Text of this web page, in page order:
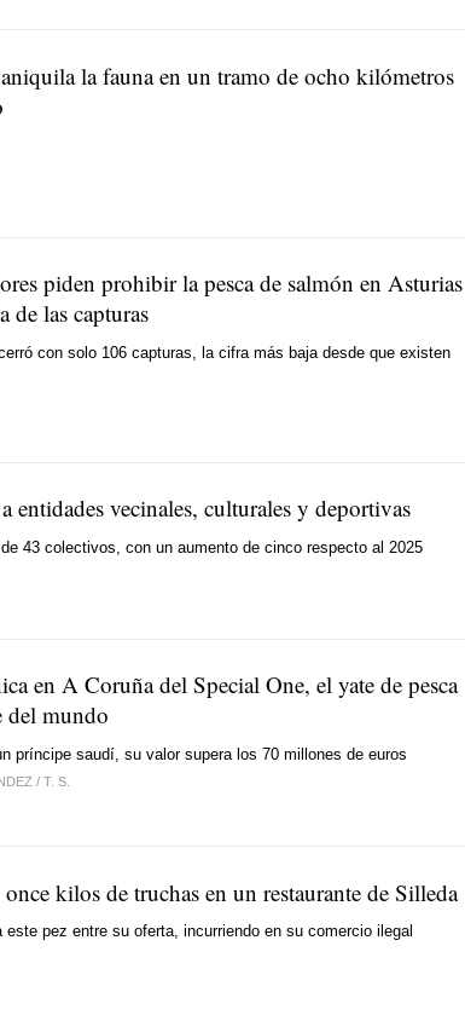
la fauna en un tramo de ocho kilómetros
piden prohibir la pesca de salmón en Asturias
de las capturas
con solo 106 capturas, la cifra más baja desde que existen
entidades vecinales, culturales y deportivas
43 colectivos, con un aumento de cinco respecto al 2025
en A Coruña del Special One, el yate de pesca
del mundo
príncipe saudí, su valor supera los 70 millones de euros
/ T. S.
kilos de truchas en un restaurante de Silleda
este pez entre su oferta, incurriendo en su comercio ilegal